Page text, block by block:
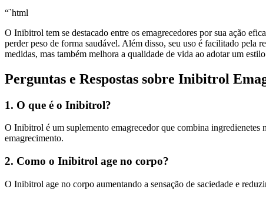
“`html
O Inibitrol tem se destacado entre os emagrecedores por sua ação
perder peso de forma saudável. Além disso, seu uso é facilitado pela
medidas, mas também melhora a qualidade de vida ao adotar um
Perguntas e Respostas sobre Inibitrol
1. O que é o Inibitrol?
O Inibitrol é um suplemento emagrecedor que combina ingredienetes
emagrecimento.
2. Como o Inibitrol age no corpo?
O Inibitrol age no corpo aumentando a sensação de saciedade e